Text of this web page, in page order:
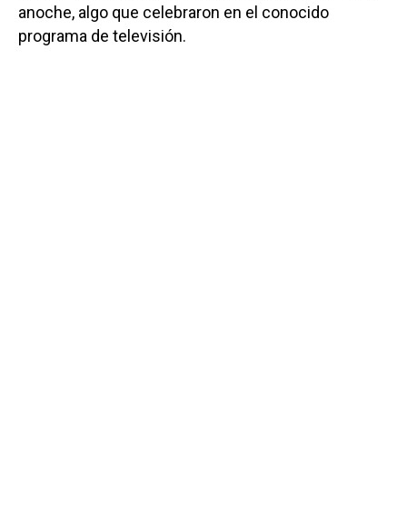
anoche, algo que celebraron en el conocido
programa de televisión.